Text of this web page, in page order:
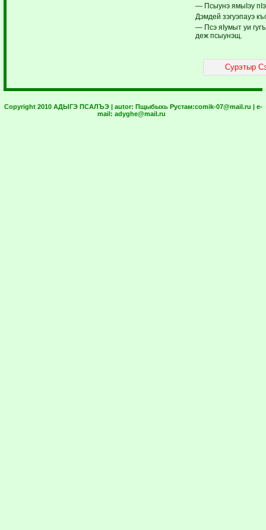
— Псыунэ ямыIэу
Дэмдей зэгуэпауэ
— Псэ яIумыт уи
деж псыунэщ.
Сурэтыр
Copyright 2010 АДЫГЭ ПСАЛЪЭ | autor: Пщыбыхь Рустам:comik-07@mail.ru | e-
mail: adyghe@mail.ru